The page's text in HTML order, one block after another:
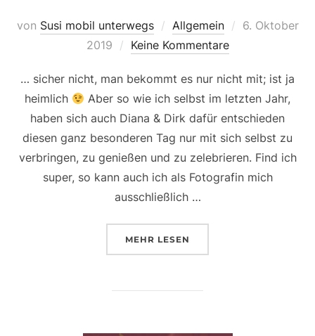
von Susi mobil unterwegs Allgemein
Veröffentlicht
6. Oktober
2019
Keine Kommentare
… sicher nicht, man bekommt es nur nicht mit; ist ja
heimlich
Aber so wie ich selbst im letzten Jahr,
haben sich auch Diana & Dirk dafür entschieden
diesen ganz besonderen Tag nur mit sich selbst zu
verbringen, zu genießen und zu zelebrieren. Find ich
super, so kann auch ich als Fotografin mich
ausschließlich …
MEHR ÜBER „HEIMLICH HEIRATEN …
LESEN